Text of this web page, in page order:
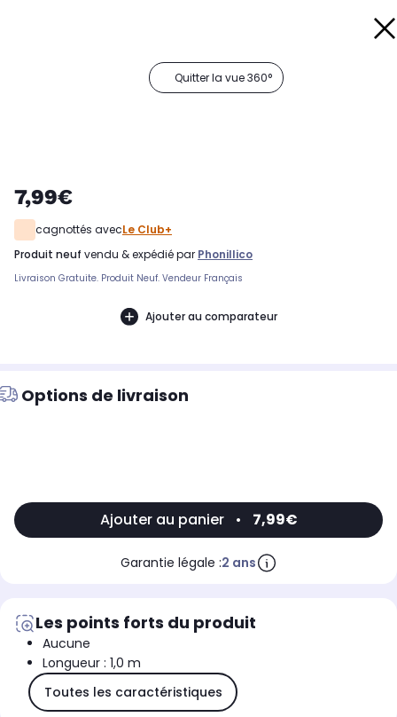
Quitter la vue 360°
7,99€
cagnottés avecLe Club+
produit neuf vendu & expédié par Phonillico
Livraison Gratuite. Produit Neuf. Vendeur Français
Ajouter au comparateur
Options de livraison
Ajouter au panier • 7,99€
Garantie légale :2 ans
Les points forts du produit
Aucune
Longueur : 1,0 m
Toutes les caractéristiques